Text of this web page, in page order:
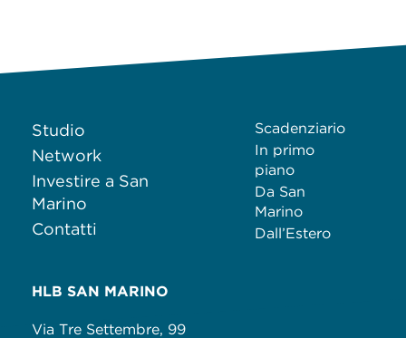
Studio
Network
Investire a San
Marino
Contatti
Scadenziario
In primo
piano
Da San
Marino
Dall’Estero
HLB SAN MARINO
Via Tre Settembre, 99